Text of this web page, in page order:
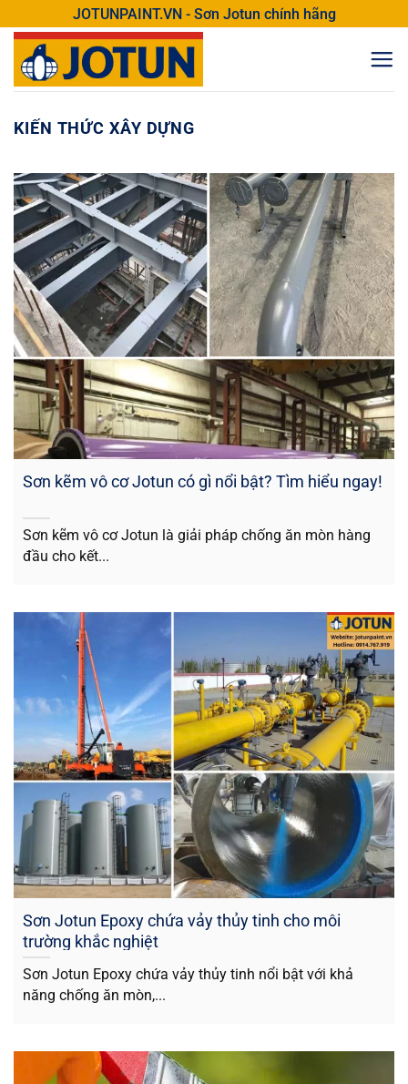
qua
dung
JOTUNPAINT.VN - Sơn Jotun chính hãng
KIẾN THỨC XÂY DỰNG
Sơn kẽm vô cơ Jotun có gì nổi bật? Tìm hiểu ngay!
Sơn kẽm vô cơ Jotun là giải pháp chống ăn mòn hàng
đầu cho kết...
Sơn Jotun Epoxy chứa vảy thủy tinh cho môi
trường khắc nghiệt
Sơn Jotun Epoxy chứa vảy thủy tinh nổi bật với khả
năng chống ăn mòn,...